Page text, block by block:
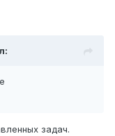
задач.